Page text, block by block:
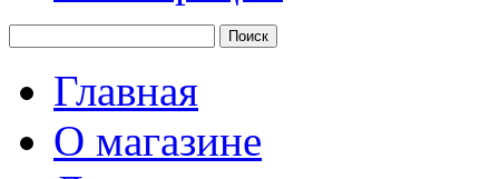
Главная
О магазине